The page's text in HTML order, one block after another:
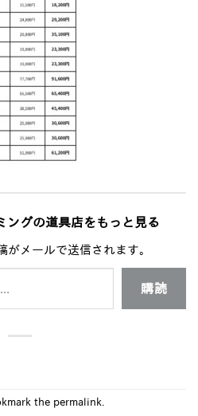
グの道具店をもっと見る
がメールで送信されます。
購読
the permalink